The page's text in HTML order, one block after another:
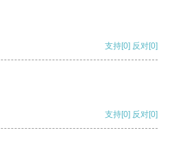
支持[0] 反对[0]
支持[0] 反对[0]